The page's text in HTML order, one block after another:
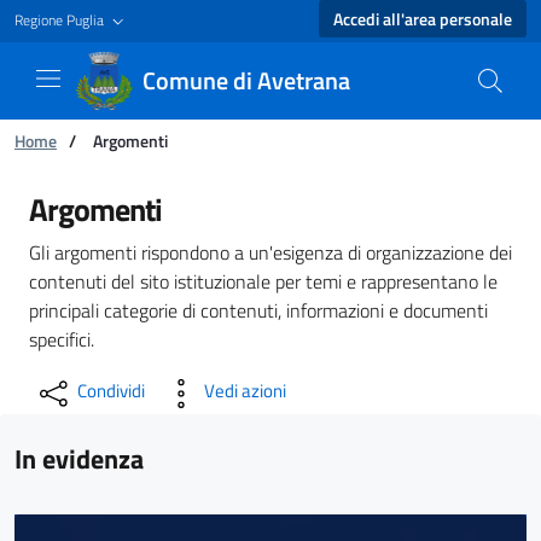
Regione Puglia Accedi all'area personale
Comune di Avetrana
Ti trovi in:
Home / Argomenti
Argomenti - Comune di Avetrana
Argomenti
Gli argomenti rispondono a un'esigenza di organizzazione dei
contenuti del sito istituzionale per temi e rappresentano le
principali categorie di contenuti, informazioni e documenti
specifici.
Condividi Vedi azioni
In evidenza